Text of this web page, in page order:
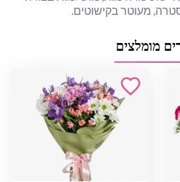
מעוטר בקישוטים.
מומלצים